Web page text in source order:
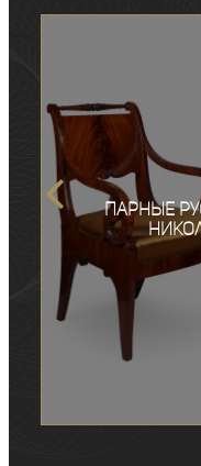
Парные